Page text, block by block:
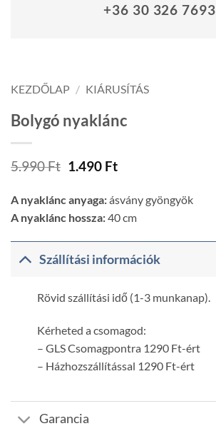
+36 30 326 7693
KEZDŐLAP / KIÁRUSÍTÁS
Bolygó nyaklánc
5.990Ft Original
5.990 Ft.
1.490 FtCurrent
is:
1.490 Ft.
A nyaklánc anyaga:ásvány gyöngyök
A nyaklánc hossza:40 cm
Szállítási információk
Rövid szállítási idő (1-3 munkanap).
Kérheted a csomagod:
– GLS Csomagpontra 1290 Ft-ért
– Házhozszállítással 1290 Ft-ért
Garancia